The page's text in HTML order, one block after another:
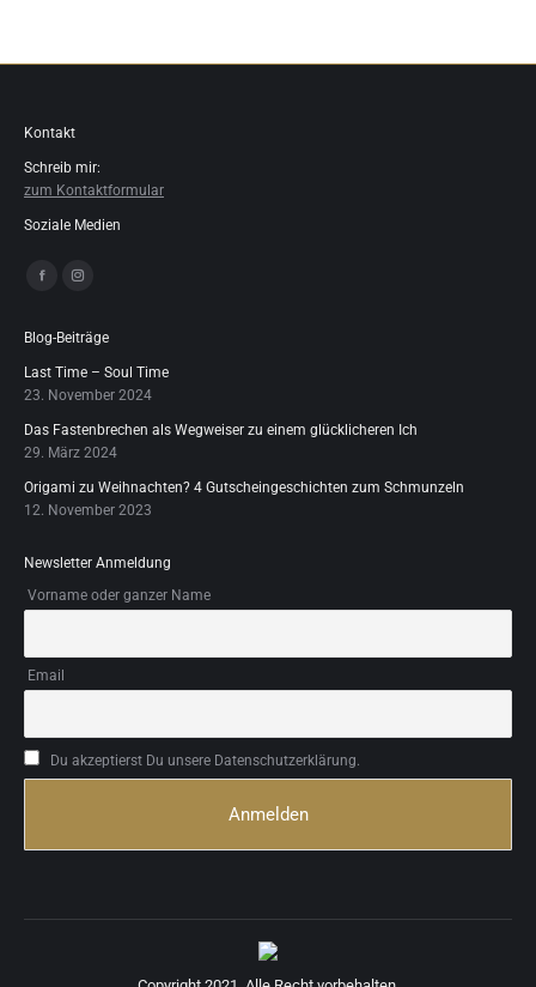
Kontakt
Schreib mir:
zum Kontaktformular
Soziale Medien
Finden Sie uns auf:
Blog-Beiträge
Last Time – Soul Time
23. November 2024
Das Fastenbrechen als Wegweiser zu einem glücklicheren Ich
29. März 2024
Origami zu Weihnachten? 4 Gutscheingeschichten zum Schmunzeln
12. November 2023
Newsletter Anmeldung
Vorname oder ganzer Name
Email
Du akzeptierst Du unsere Datenschutzerklärung.